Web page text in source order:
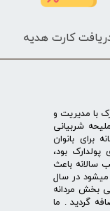
کارت هدیه
پولدارک با مدیریت و
شربیانی
برای بانوان
بود،
سالانه باعث
میشود در سال
بخش مردانه
گردید . ما